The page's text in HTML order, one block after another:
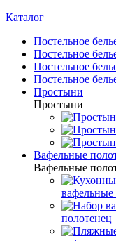
Каталог
Постельное
Постельное
Постельное
Постельное
Простыни
Простыни
Вафельные
Вафельные
вафельные
полотенец